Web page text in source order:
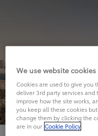
We use website cookies
Cookies are used to give you
deliver 3rd party services
improve how the site works,
you keep all these cookies
change them by clicking the
are in our Cookie Policy